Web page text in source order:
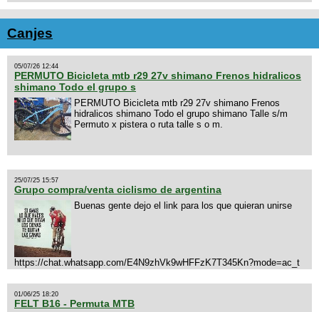
Canjes
05/07/26 12:44
PERMUTO Bicicleta mtb r29 27v shimano Frenos hidralicos
shimano Todo el grupo s
PERMUTO Bicicleta mtb r29 27v shimano Frenos
hidralicos shimano Todo el grupo shimano Talle s/m
Permuto x pistera o ruta talle s o m.
25/07/25 15:57
Grupo compra/venta ciclismo de argentina
Buenas gente dejo el link para los que quieran unirse
https://chat.whatsapp.com/E4N9zhVk9wHFFzK7T345Kn?mode=ac_t
01/06/25 18:20
FELT B16 - Permuta MTB